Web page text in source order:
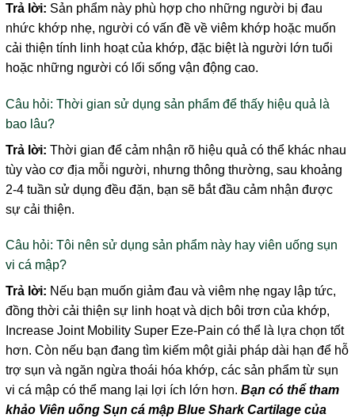
Trả lời: Sản phẩm này phù hợp cho những người bị đau
nhức khớp nhẹ, người có vấn đề về viêm khớp hoặc muốn
cải thiện tính linh hoạt của khớp, đặc biệt là người lớn tuổi
hoặc những người có lối sống vận động cao.
Câu hỏi: Thời gian sử dụng sản phẩm để thấy hiệu quả là
bao lâu?
Trả lời: Thời gian để cảm nhận rõ hiệu quả có thể khác nhau
tùy vào cơ địa mỗi người, nhưng thông thường, sau khoảng
2-4 tuần sử dụng đều đặn, bạn sẽ bắt đầu cảm nhận được
sự cải thiện.
Câu hỏi: Tôi nên sử dụng sản phẩm này hay viên uống sụn
vi cá mập?
Trả lời: Nếu bạn muốn giảm đau và viêm nhẹ ngay lập tức,
đồng thời cải thiện sự linh hoạt và dịch bôi trơn của khớp,
Increase Joint Mobility Super Eze-Pain có thể là lựa chọn tốt
hơn. Còn nếu bạn đang tìm kiếm một giải pháp dài hạn để hỗ
trợ sụn và ngăn ngừa thoái hóa khớp, các sản phẩm từ sụn
vi cá mập có thể mang lại lợi ích lớn hơn. Bạn có thể tham
khảo Viên uống Sụn cá mập Blue Shark Cartilage của